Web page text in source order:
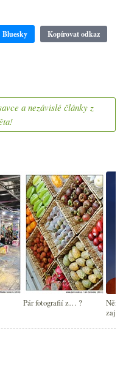
Bluesky Kopírovat odkaz
a nezávislé články z
Pár fotografií z… ?